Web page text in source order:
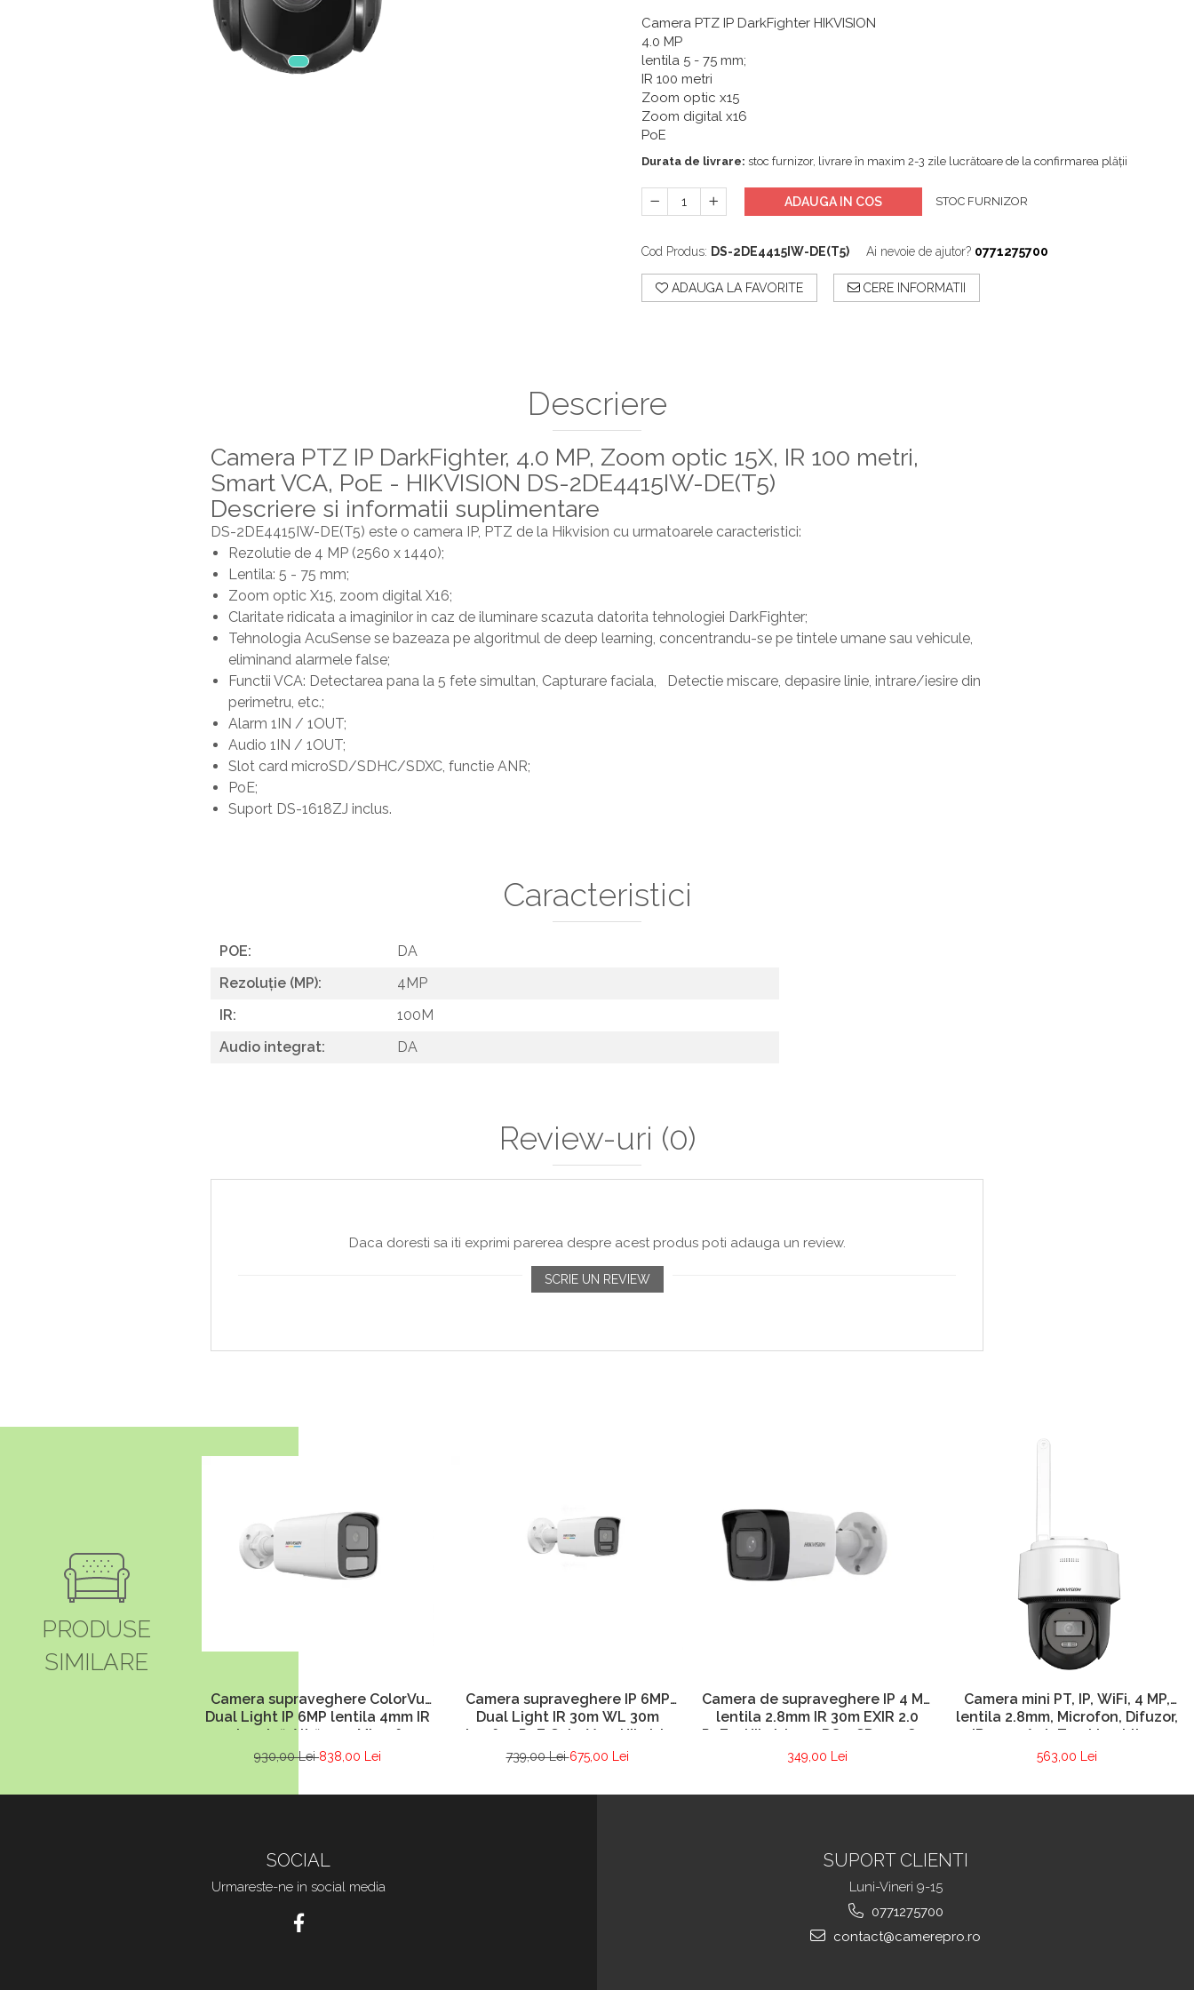
Camera PTZ IP DarkFighter HIKVISION
4.0 MP
lentila 5 - 75 mm;
IR 100 metri
Zoom optic x15
Zoom digital x16
PoE
Durata de livrare: stoc furnizor, livrare în maxim 2-3 zile lucrătoare de la confirmarea plății
ADAUGA IN COS STOC FURNIZOR
Cod Produs: DS-2DE4415IW-DE(T5) Ai nevoie de ajutor? 0771275700
ADAUGA LA FAVORITE CERE INFORMATII
Descriere
Camera PTZ IP DarkFighter, 4.0 MP, Zoom optic 15X, IR 100 metri,
Smart VCA, PoE - HIKVISION DS-2DE4415IW-DE(T5)
Descriere si informatii suplimentare
DS-2DE4415IW-DE(T5) este o camera IP, PTZ de la Hikvision cu urmatoarele caracteristici:
Rezolutie de 4 MP (2560 x 1440);
Lentila: 5 - 75 mm;
Zoom optic X15, zoom digital X16;
Claritate ridicata a imaginilor in caz de iluminare scazuta datorita tehnologiei DarkFighter;
Tehnologia AcuSense se bazeaza pe algoritmul de deep learning, concentrandu-se pe tintele umane sau vehicule,
eliminand alarmele false;
Functii VCA: Detectarea pana la 5 fete simultan, Capturare faciala, Detectie miscare, depasire linie, intrare/iesire din
perimetru, etc.;
Alarm 1IN / 1OUT;
Audio 1IN / 1OUT;
Slot card microSD/SDHC/SDXC, functie ANR;
PoE;
Suport DS-1618ZJ inclus.
Caracteristici
POE:
DA
Rezoluție (MP):
4MP
IR:
100M
Audio integrat:
DA
Review-uri (0)
Daca doresti sa iti exprimi parerea despre acest produs poti adauga un review.
SCRIE UN REVIEW
PRODUSE
SIMILARE
Camera supraveghere ColorVu
Dual Light IP 6MP lentila 4mm IR
50m Lumină Albă 50m Microfon –
HIKVISION DS-2CD1T67G2H-LIU-
930,00 Lei838,00 Lei
Camera supraveghere IP 6MP
Dual Light IR 30m WL 30m
microfon PoE ColorVu – Hikvision
– DS-2CD1067G2H-LIU-2.8mm
739,00 Lei675,00 Lei
Camera de supraveghere IP 4 MP
lentila 2.8mm IR 30m EXIR 2.0
PoE – Hikvision – DS-2CD1041G0-
I-2.8mm
349,00 Lei
Camera mini PT, IP, WiFi, 4 MP,
lentila 2.8mm, Microfon, Difuzor,
IR 30m, AutoTracking Lite –
Hikvision DS-2DE2C400IWG-W-
563,00 Lei
SOCIAL
Urmareste-ne in social media
SUPORT CLIENTI
Luni-Vineri 9-15
0771275700
contact@camerepro.ro